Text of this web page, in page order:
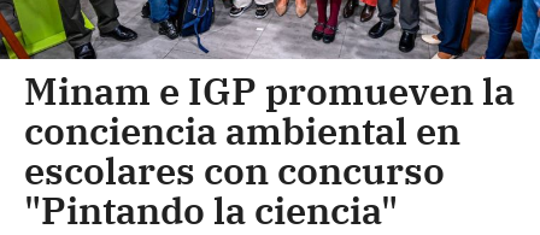
Minam e IGP promueven la
conciencia ambiental en
escolares con concurso
"Pintando la ciencia"